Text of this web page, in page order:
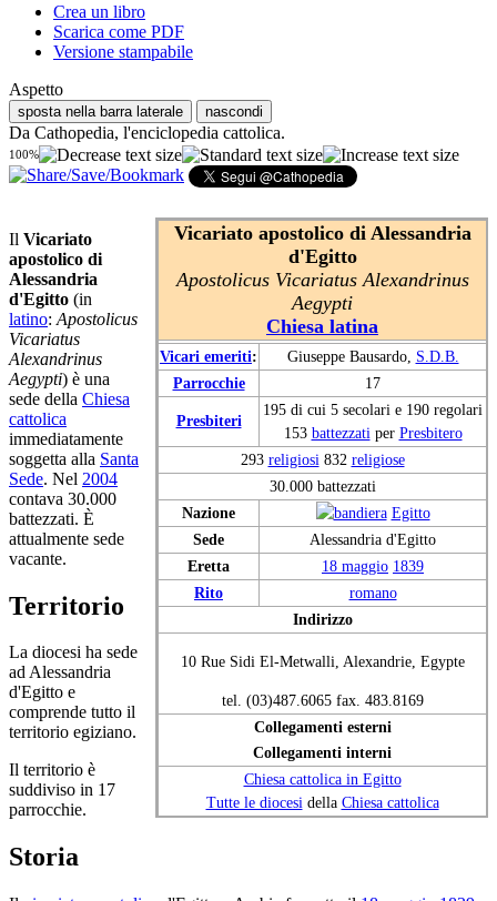
Crea un libro
Scarica come PDF
Versione stampabile
Aspetto
sposta nella barra laterale nascondi
Da Cathopedia, l'enciclopedia cattolica.
100%
Vicariato apostolico di Alessandria
d'Egitto
Apostolicus Vicariatus Alexandrinus
Aegypti
Chiesa latina
Vicari emeriti: Giuseppe Bausardo, S.D.B.
Parrocchie
17
Presbiteri
195 di cui 5 secolari e 190 regolari
153 battezzati per Presbitero
293 religiosi 832 religiose
30.000 battezzati
Nazione
Egitto
Sede
Alessandria d'Egitto
Eretta
18 maggio 1839
Rito
romano
Indirizzo
10 Rue Sidi El-Metwalli, Alexandrie, Egypte
tel. (03)487.6065 fax. 483.8169
Collegamenti esterni
Collegamenti interni
Chiesa cattolica in Egitto
Tutte le diocesi della Chiesa cattolica
Il Vicariato
apostolico di
Alessandria
d'Egitto (in
latino: Apostolicus
Vicariatus
Alexandrinus
Aegypti) è una
sede della Chiesa
cattolica
immediatamente
soggetta alla Santa
Sede. Nel 2004
contava 30.000
battezzati. È
attualmente sede
vacante.
Territorio
La diocesi ha sede
ad Alessandria
d'Egitto e
comprende tutto il
territorio egiziano.
Il territorio è
suddiviso in 17
parrocchie.
Storia